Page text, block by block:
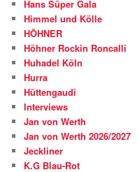
Hans Süper Gala
Himmel und Kölle
HÖHNER
Höhner Rockin Roncalli
Huhadel Köln
Hurra
Hüttengaudi
Interviews
Jan von Werth
Jan von Werth 2026/2027
Jeckliner
K.G Blau-Rot